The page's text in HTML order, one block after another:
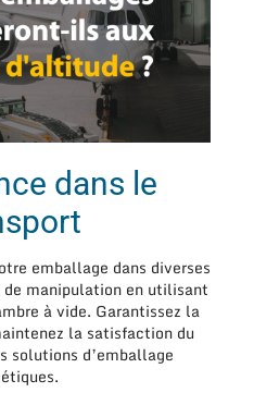
dans le
emballage dans diverses
manipulation en utilisant
à vide. Garantissez la
la satisfaction du
solutions d’emballage